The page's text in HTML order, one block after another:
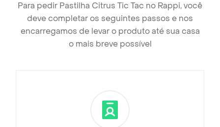
Para pedir Pastilha Citrus Tic Tac no Rappi, você
deve completar os seguintes passos e nos
encarregamos de levar o produto até sua casa
o mais breve possível